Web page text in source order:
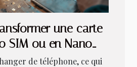
une carte
SIM ou en Nano
de téléphone, ce qui